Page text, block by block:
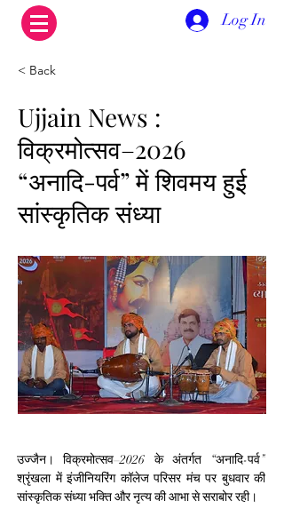
Log In
< Back
Ujjain News :
विक्रमोत्सव–2026
“अनादि-पर्व” में शिवमय हुई
सांस्कृतिक संध्या
उज्जैन। विक्रमोत्सव–2026 के अंतर्गत “अनादि-पर्व”
श्रृंखला में इंजीनियरिंग कॉलेज परिसर मंच पर बुधवार की
सांस्कृतिक संध्या भक्ति और नृत्य की आभा से सराबोर रही।